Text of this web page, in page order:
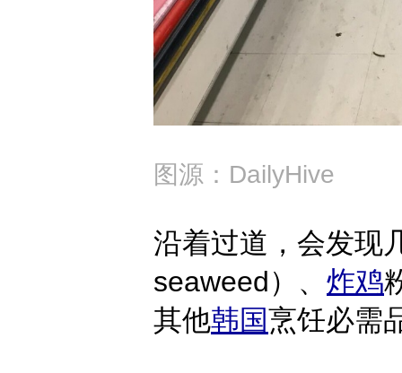
图源：DailyHive
沿着过道，会发现
seaweed）、 炸鸡
其他韩国烹饪必需